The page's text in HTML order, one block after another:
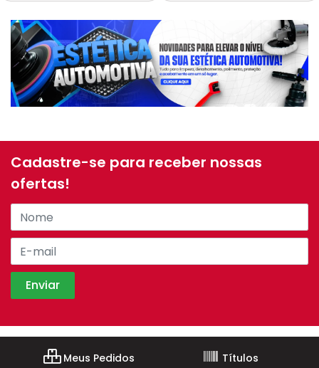
Cadastre-se para receber nossas
ofertas!
Meus Pedidos
Títulos